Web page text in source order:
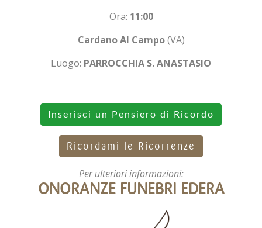
Ora: 11:00
Cardano Al Campo(VA)
Luogo: PARROCCHIA S. ANASTASIO
Inserisci un Pensiero di Ricordo
Ricordami le Ricorrenze
Per ulteriori informazioni:
ONORANZE FUNEBRI EDERA